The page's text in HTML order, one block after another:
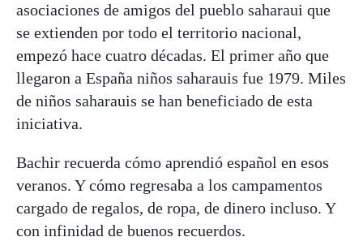
asociaciones de amigos del pueblo saharaui que
se extienden por todo el territorio nacional,
empezó hace cuatro décadas. El primer año que
llegaron a España niños saharauis fue 1979. Miles
de niños saharauis se han beneficiado de esta
iniciativa.
Bachir recuerda cómo aprendió español en esos
veranos. Y cómo regresaba a los campamentos
cargado de regalos, de ropa, de dinero incluso. Y
con infinidad de buenos recuerdos.